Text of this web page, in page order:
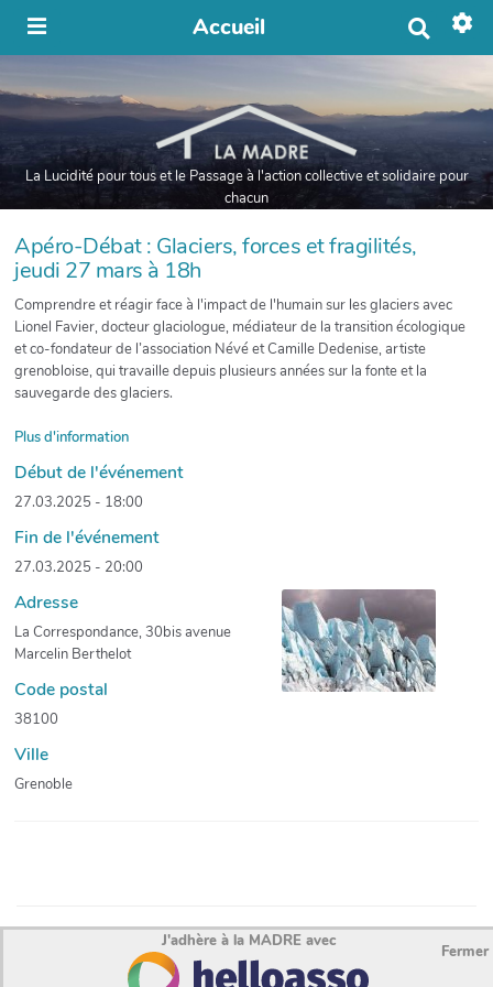
Accueil
e
c
h
r
La Lucidité pour tous et le Passage à l'action collective et solidaire pour
chacun
Fermer
J'adhère à la MADRE avec
Apéro-Débat : Glaciers, forces et fragilités,
jeudi 27 mars à 18h
Comprendre et réagir face à l'impact de l'humain sur les glaciers avec
Lionel Favier, docteur glaciologue, médiateur de la transition écologique
et co-fondateur de l’association Névé et Camille Dedenise, artiste
grenobloise, qui travaille depuis plusieurs années sur la fonte et la
sauvegarde des glaciers.
Plus d'information
Début de l'événement
27.03.2025 - 18:00
Fin de l'événement
27.03.2025 - 20:00
Adresse
La Correspondance, 30bis avenue
Marcelin Berthelot
Code postal
38100
Ville
Grenoble